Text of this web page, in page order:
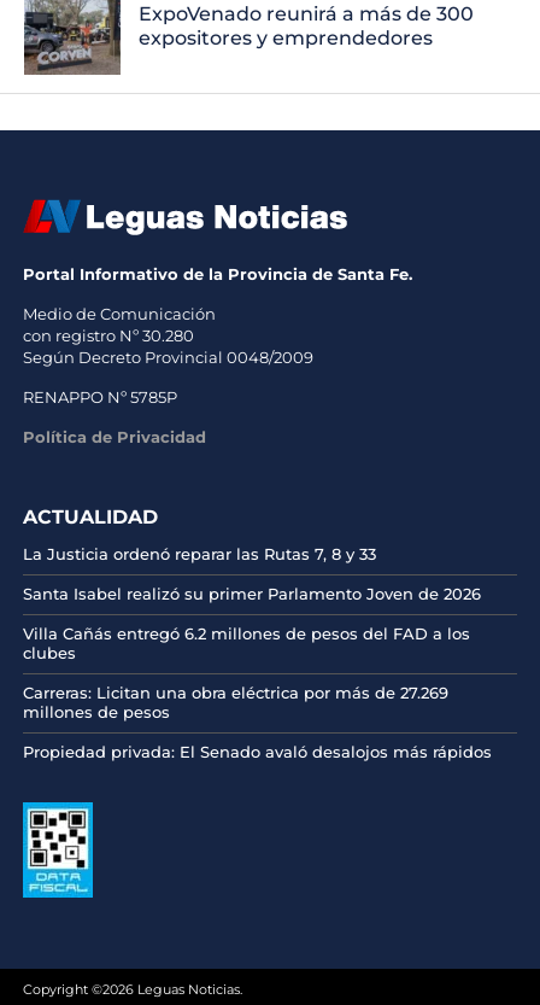
ExpoVenado reunirá a más de 300
expositores y emprendedores
Portal Informativo de la Provincia de Santa Fe.
Medio de Comunicación
con registro Nº 30.280
Según Decreto Provincial 0048/2009
RENAPPO Nº 5785P
Política de Privacidad
ACTUALIDAD
La Justicia ordenó reparar las Rutas 7, 8 y 33
Santa Isabel realizó su primer Parlamento Joven de 2026
Villa Cañás entregó 6.2 millones de pesos del FAD a los
clubes
Carreras: Licitan una obra eléctrica por más de 27.269
millones de pesos
Propiedad privada: El Senado avaló desalojos más rápidos
Copyright ©2026 Leguas Noticias.